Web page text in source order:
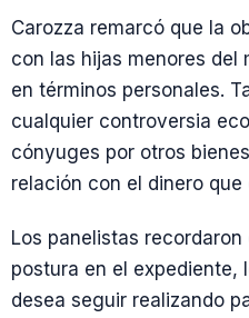
Carozza remarcó que la
con las hijas menores del
en términos personales.
cualquier controversia
cónyuges por otros
relación con el dinero que
Los panelistas
postura en el expediente,
desea seguir realizando